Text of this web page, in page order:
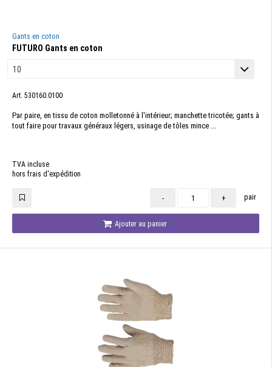
Gants en coton
FUTURO Gants en coton
Art. 530160.0100
Par paire, en tissu de coton molletonné à l'intérieur; manchette tricotée; gants à
tout faire pour travaux généraux légers, usinage de tôles mince ...
TVA incluse
hors frais d'expédition
- + pair
Ajouter au panier